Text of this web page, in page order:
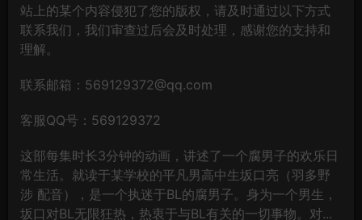
站上的某个内容侵犯了您的版权，请及时通过以下方式
联系我们，我们审查过后会及时处理，感谢您的支持和
理解。
联系邮箱：569129372@qq.com
客服QQ号：569129372
这部每集时长3分钟的动画，讲述了一个腐男子的欢乐日
常生活。就读于某学校的平凡男高中生坂口亮（羽多野
涉 配音），是一个执迷于BL的腐男子。身为一个男生，
坂口对BL无限狂热，热衷于与BL有关的一切事物。对...